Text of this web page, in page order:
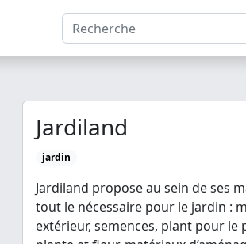
Jardiland
jardin
Jardiland propose au sein de ses
tout le nécessaire pour le jardin :
extérieur, semences, plant pour le